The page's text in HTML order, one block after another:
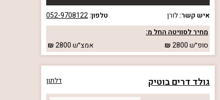
איש קשר:לורן טלפון:052-9708122
מחיר לסוויטה החל מ:
סופ״ש2800 אמצ״ש2800
גולד דרים בוטיק דלתון